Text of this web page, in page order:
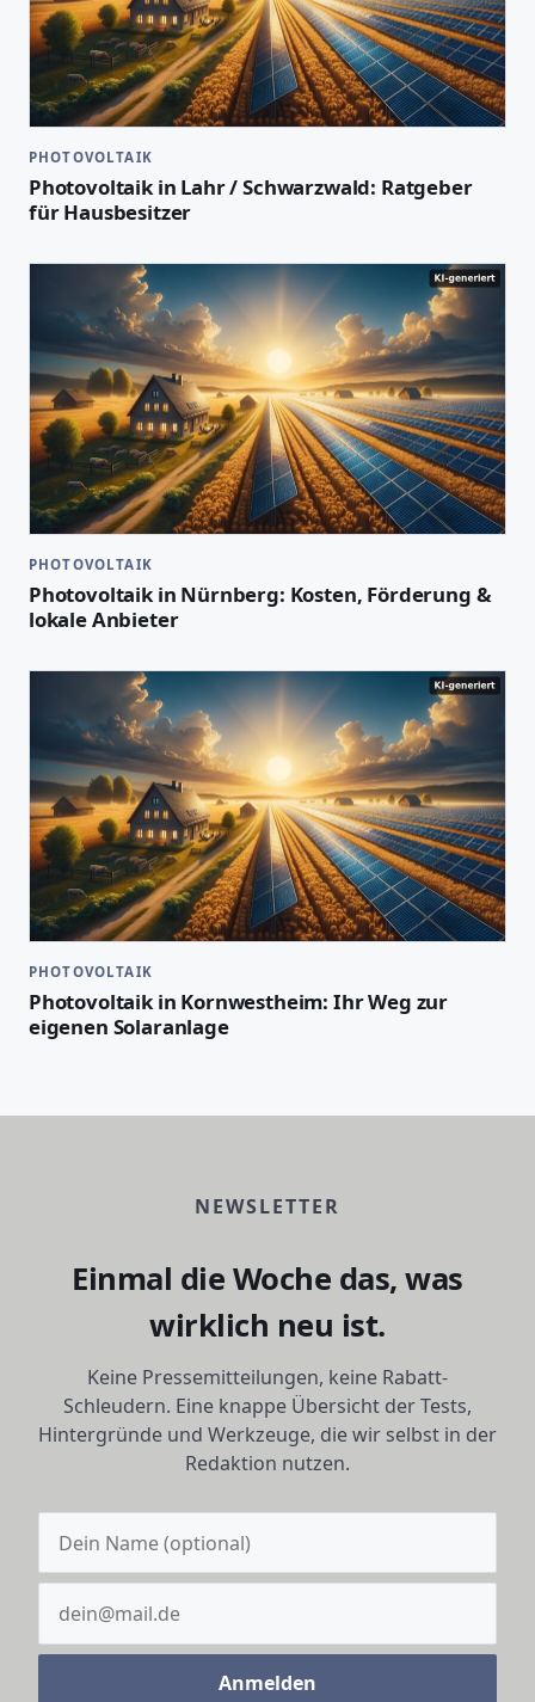
PHOTOVOLTAIK
Photovoltaik in Lahr / Schwarzwald: Ratgeber
für Hausbesitzer
PHOTOVOLTAIK
Photovoltaik in Nürnberg: Kosten, Förderung &
lokale Anbieter
PHOTOVOLTAIK
Photovoltaik in Kornwestheim: Ihr Weg zur
eigenen Solaranlage
NEWSLETTER
Einmal die Woche das, was
wirklich neu ist.
Keine Pressemitteilungen, keine Rabatt-
Schleudern. Eine knappe Übersicht der Tests,
Hintergründe und Werkzeuge, die wir selbst in der
Redaktion nutzen.
Anmelden